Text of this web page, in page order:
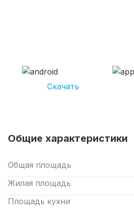
Скачать
Общие характеристики
Общая площадь
Жилая площадь
Площадь кухни